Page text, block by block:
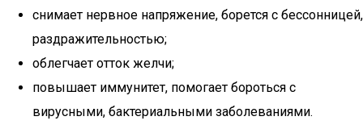
снимает нервное напряжение, борется с бессонницей,
раздражительностью;
облегчает отток желчи;
повышает иммунитет, помогает бороться с
вирусными, бактериальными заболеваниями.